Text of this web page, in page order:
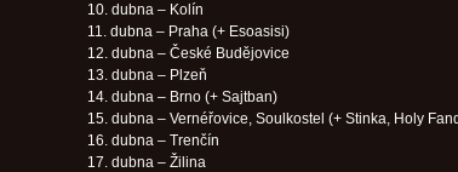
10. dubna – Kolín
11. dubna – Praha (+ Esoasisi)
12. dubna – České Budějovice
13. dubna – Plzeň
14. dubna – Brno (+ Sajtban)
15. dubna – Vernéřovice, Soulkostel (+ Stinka, Holy
16. dubna – Trenčín
17. dubna – Žilina